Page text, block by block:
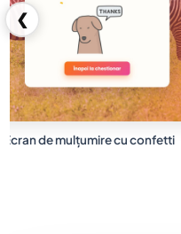
❮
Ecran de mulțumire cu confetti